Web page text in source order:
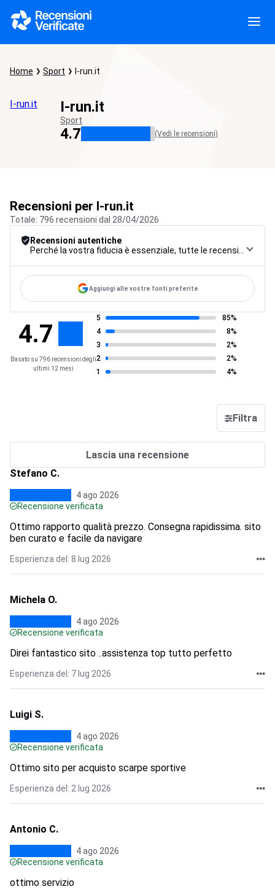
Home Sport I-run.it
I-run.it I-run.it
Sport
4.7 (Vedi le recensioni)
Recensioni per I-run.it
Totale: 796 recensioni dal 28/04/2026
Recensioni autentiche
Aggiungi alle vostre fonti preferite
4.7
Basato su 796 recensioni degli
ultimi 12 mesi
5
85%
4
8%
3
2%
2
2%
1
4%
Filtra
Lascia una recensione
Stefano C.
4 ago 2026
Recensione verificata
Ottimo rapporto qualità prezzo. Consegna rapidissima. sito
ben curato e facile da navigare
Esperienza del: 8 lug 2026
Michela O.
4 ago 2026
Recensione verificata
Direi fantastico sito ..assistenza top tutto perfetto
Esperienza del: 7 lug 2026
Luigi S.
4 ago 2026
Recensione verificata
Ottimo sito per acquisto scarpe sportive
Esperienza del: 2 lug 2026
Antonio C.
4 ago 2026
Recensione verificata
ottimo servizio